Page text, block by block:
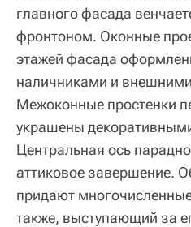
главного фасада
фронтоном. Оконные
этажей фасада
наличниками и
Межоконные простенки
украшены
Центральная ось
аттиковое завершение.
придают
также, выступающий за